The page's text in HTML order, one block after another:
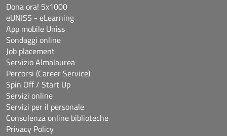
Dona ora! 5x1000
eUNISS - eLearning
App mobile Uniss
Sondaggi online
Job placement
Servizio Almalaurea
Percorsi (Career Service)
Spin Off / Start Up
Servizi online
Servizi per il personale
Consulenza online biblioteche
Privacy Policy